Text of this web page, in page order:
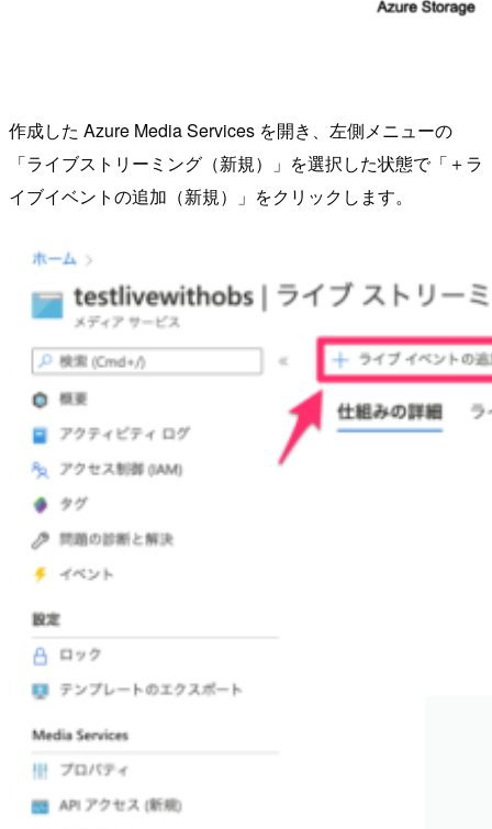
作成した Azure Media Services を開き、左側メニューの
「ライブストリーミング（新規）」を選択した状態で「＋ラ
イブイベントの追加（新規）」をクリックします。